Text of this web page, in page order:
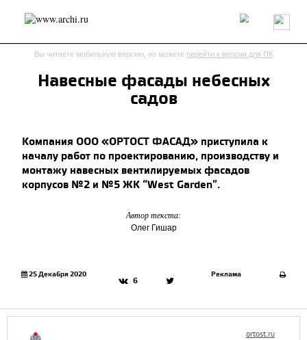
Россия Мир Технологии Интерьер Пресса
Архитекторы
Анонсы конкурсов
Обзор
Объект
Результаты конкурса
Репортаж
Рецензия Архитектура
Выставка
Дизайн
Иностранцы в России
Интерьер
Вы читаете мобильную версию, но можете перейти к версии для ПК
Навесные фасады небесных
садов
Компания ООО «ОРТОСТ ФАСАД» приступила к
началу работ по проектированию, производству и
монтажу навесных вентилируемых фасадов
корпусов №2 и №5 ЖК “West Garden”.
Автор текста:
Олег Гишар
25 Декабря 2020
6
Реклама
ortost.ru